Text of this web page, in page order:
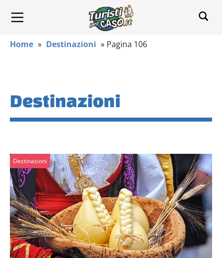
Home » Destinazioni » Pagina 106
Destinazioni
Destinazioni